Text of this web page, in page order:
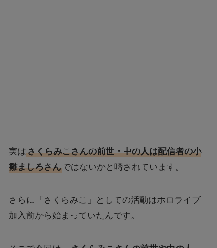
実はさくらみこさんの前世・中の人は配信者の小
雛ましろさんではないかと噂されています。
さらに「さくらみこ」としての活動はホロライブ
加入前から始まっていたんです。